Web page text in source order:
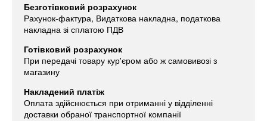
Безготівковий розрахунок
Рахунок-фактура, Видаткова накладна, податкова
накладна зі сплатою ПДВ
Готівковий розрахунок
При передачі товару кур'єром або ж самовивозі з
магазину
Накладений платіж
Оплата здійснюється при отриманні у відділенні
доставки обраної транспортної компанії